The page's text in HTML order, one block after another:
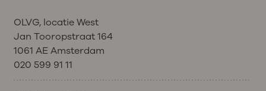
OLVG, locatie West
Jan Tooropstraat 164
1061 AE Amsterdam
020 599 91 11